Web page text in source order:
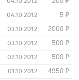
04.10.2012
5 ₽
03.10.2012
2000 ₽
03.10.2012
500 ₽
02.10.2012
500 ₽
01.10.2012
4950 ₽